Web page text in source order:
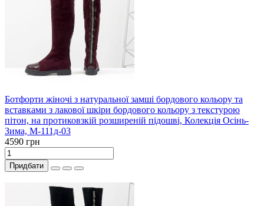
Ботфорти жіночі з натуральної замші бордового кольору та
вставками з лакової шкіри бордового кольору з текстурою
пітон, на протиковзкій розширеній підошві, Колекція Осінь-
Зима, М-111д-03
4590 грн
Придбати